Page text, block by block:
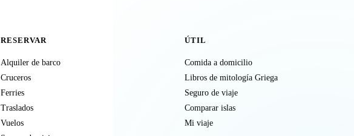
RESERVAR
Alquiler de barco
Cruceros
Ferries
Traslados
Vuelos
ÚTIL
Comida a domicilio
Libros de mitología Griega
Seguro de viaje
Comparar islas
Mi viaje